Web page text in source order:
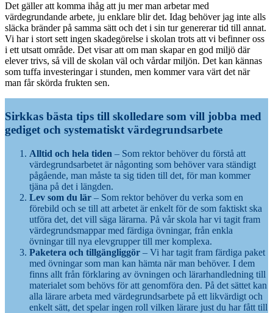
Det gäller att komma ihåg att ju mer man arbetar med
värdegrundande arbete, ju enklare blir det. Idag behöver jag inte alls
släcka bränder på samma sätt och det i sin tur genererar tid till annat.
Vi har i stort sett ingen skadegörelse i skolan trots att vi befinner oss
i ett utsatt område. Det visar att om man skapar en god miljö där
elever trivs, så vill de skolan väl och vårdar miljön. Det kan kännas
som tuffa investeringar i stunden, men kommer vara värt det när
man får skörda frukten sen.
Sirkkas bästa tips till skolledare som vill jobba med
gediget och systematiskt värdegrundsarbete
Alltid och hela tiden – Som rektor behöver du förstå att
värdegrundsarbetet är någonting som behöver vara ständigt
pågående, man måste ta sig tiden till det, för man kommer
tjäna på det i längden.
Lev som du lär – Som rektor behöver du verka som en
förebild och se till att arbetet är enkelt för de som faktiskt ska
utföra det, det vill säga lärarna. På vår skola har vi tagit fram
värdegrundsmappar med färdiga övningar, från enkla
övningar till nya elevgrupper till mer komplexa.
Paketera och tillgängliggör – Vi har tagit fram färdiga paket
med övningar som man kan hämta när man behöver. I dem
finns allt från förklaring av övningen och lärarhandledning till
materialet som behövs för att genomföra den. På det sättet kan
alla lärare arbeta med värdegrundsarbete på ett likvärdigt och
enkelt sätt, det spelar ingen roll vilken lärare just du har fått till